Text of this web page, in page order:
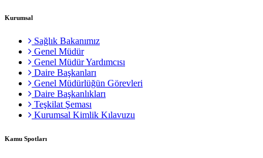
Kurumsal
Sağlık Bakanımız
Genel Müdür
Genel Müdür Yardımcısı
Daire Başkanları
Genel Müdürlüğün Görevleri
Daire Başkanlıkları
Teşkilat Şeması
Kurumsal Kimlik Kılavuzu
Kamu Spotları